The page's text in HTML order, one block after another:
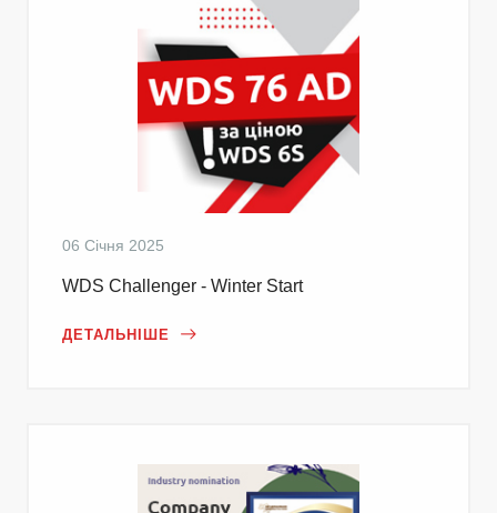
06 Січня 2025
WDS Challenger - Winter Start
ДЕТАЛЬНІШЕ